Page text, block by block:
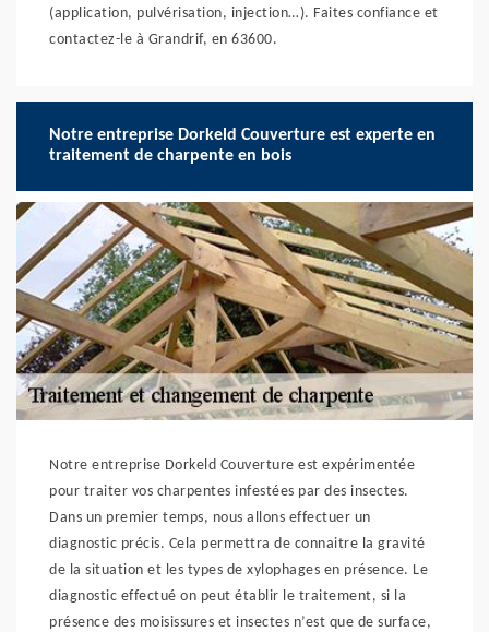
(application, pulvérisation, injection…). Faites confiance et
contactez-le à Grandrif, en 63600.
Notre entreprise Dorkeld Couverture est experte en
traitement de charpente en bois
Notre entreprise Dorkeld Couverture est expérimentée
pour traiter vos charpentes infestées par des insectes.
Dans un premier temps, nous allons effectuer un
diagnostic précis. Cela permettra de connaitre la gravité
de la situation et les types de xylophages en présence. Le
diagnostic effectué on peut établir le traitement, si la
présence des moisissures et insectes n’est que de surface,